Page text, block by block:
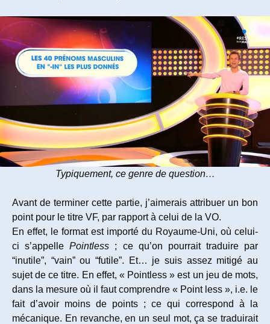
Typiquement, ce genre de question…
Avant de terminer cette partie, j’aimerais attribuer un bon
point pour le titre VF, par rapport à celui de la VO.
En effet, le format est importé du Royaume-Uni, où celui-
ci s’appellePointless ; ce qu’on pourrait traduire par
“inutile”, “vain” ou “futile”. Et… je suis assez mitigé au
sujet de ce titre. En effet, « Pointless » est un jeu de mots,
dans la mesure où il faut comprendre « Point less », i.e. le
fait d’avoir moins de points ; ce qui correspond à la
mécanique. En revanche, en un seul mot, ça se traduirait